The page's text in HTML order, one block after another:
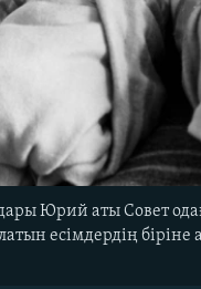
Юрий аты Совет
есімдердің біріне